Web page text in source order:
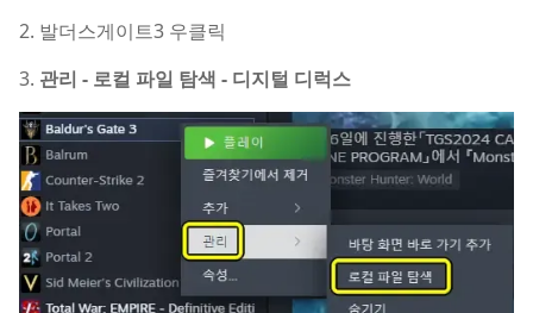
2. 발더스게이트3 우클릭
3. 관리 - 로컬 파일 탐색 - 디지털 디럭스